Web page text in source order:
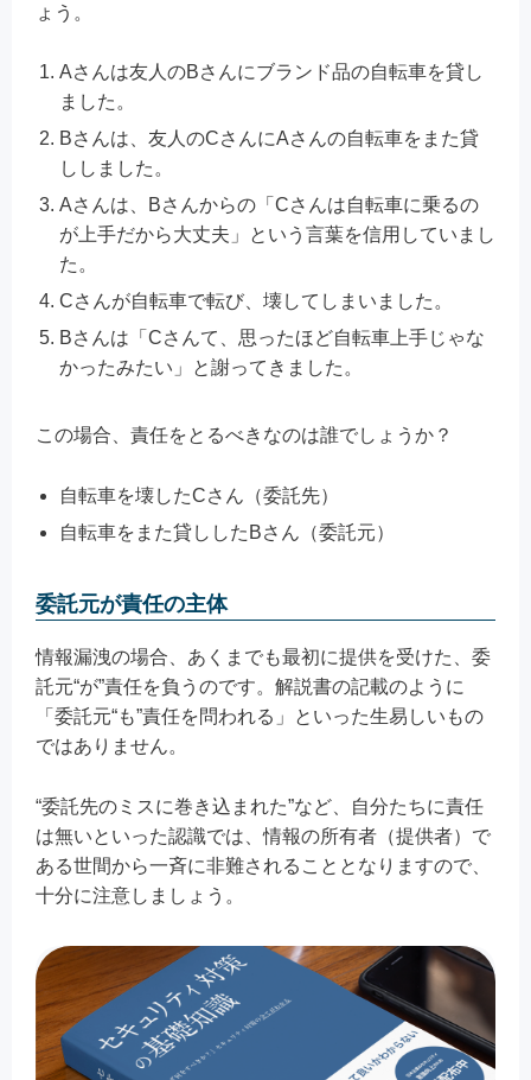
ょう。
Aさんは友人のBさんにブランド品の自転車を貸し
ました。
Bさんは、友人のCさんにAさんの自転車をまた貸
ししました。
Aさんは、Bさんからの「Cさんは自転車に乗るの
が上手だから大丈夫」という言葉を信用していまし
た。
Cさんが自転車で転び、壊してしまいました。
Bさんは「Cさんて、思ったほど自転車上手じゃな
かったみたい」と謝ってきました。
この場合、責任をとるべきなのは誰でしょうか？
自転車を壊したCさん（委託先）
自転車をまた貸ししたBさん（委託元）
委託元が責任の主体
情報漏洩の場合、あくまでも最初に提供を受けた、委
託元“が”責任を負うのです。解説書の記載のように
「委託元“も”責任を問われる」といった生易しいもの
ではありません。
“委託先のミスに巻き込まれた”など、自分たちに責任
は無いといった認識では、情報の所有者（提供者）で
ある世間から一斉に非難されることとなりますので、
十分に注意しましょう。